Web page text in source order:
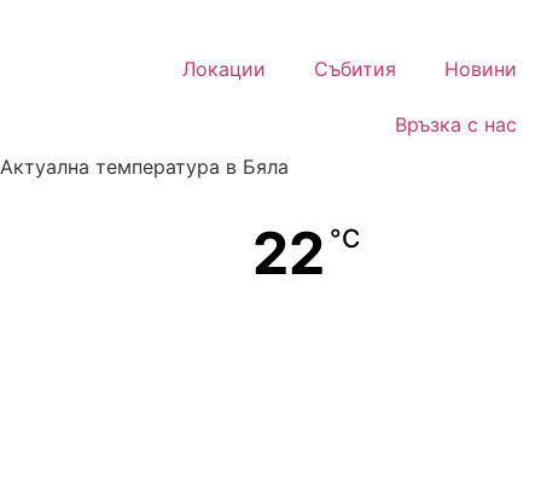
Локации Събития Новини
Връзка с нас
Актуална температура в Бяла
22 °C